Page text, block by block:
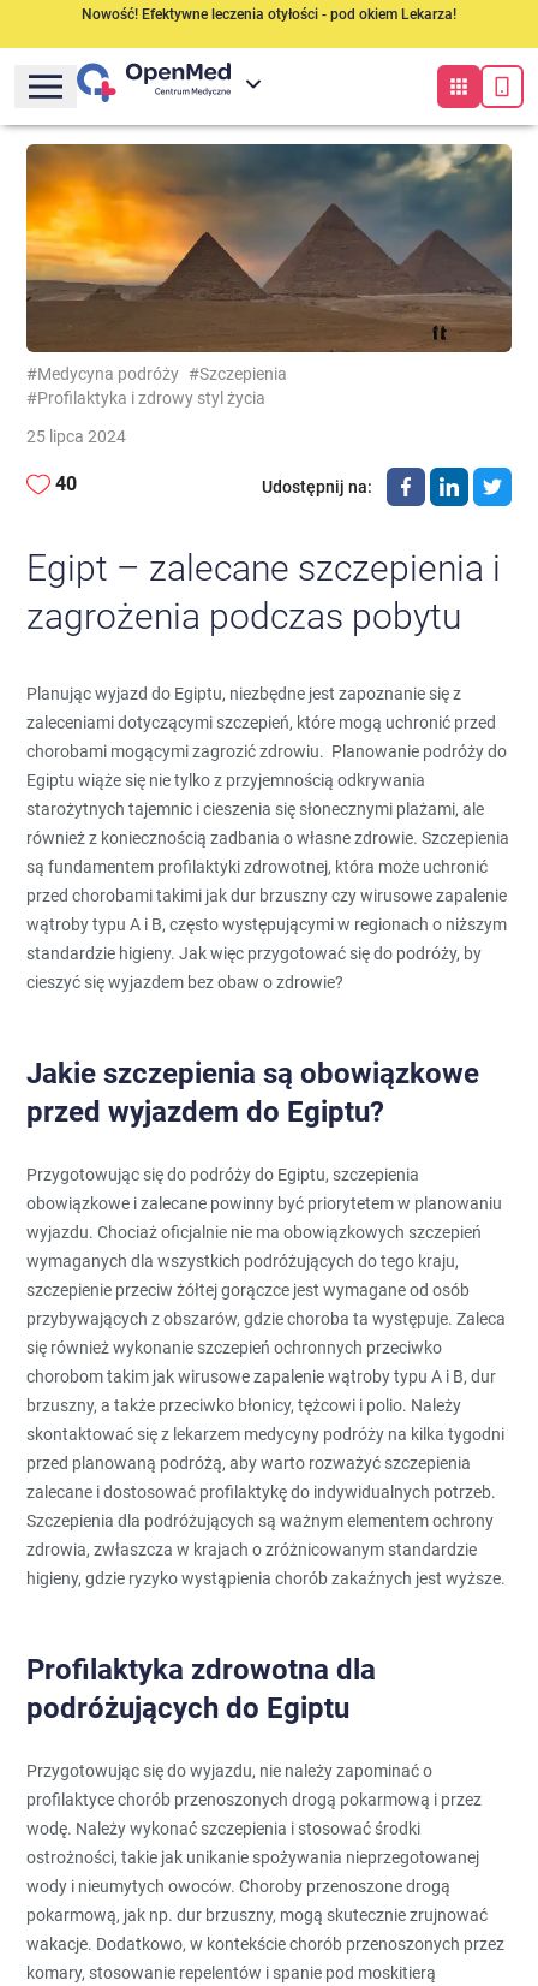
Nowość! Efektywne leczenia otyłości - pod okiem Lekarza!
#Medycyna podróży #Szczepienia
#Profilaktyka i zdrowy styl życia
25 lipca 2024
40 Udostępnij na:
Egipt – zalecane szczepienia i
zagrożenia podczas pobytu
Planując wyjazd do Egiptu, niezbędne jest zapoznanie się z
zaleceniami dotyczącymi szczepień, które mogą uchronić przed
chorobami mogącymi zagrozić zdrowiu. Planowanie podróży do
Egiptu wiąże się nie tylko z przyjemnością odkrywania
starożytnych tajemnic i cieszenia się słonecznymi plażami, ale
również z koniecznością zadbania o własne zdrowie. Szczepienia
są fundamentem profilaktyki zdrowotnej, która może uchronić
przed chorobami takimi jak dur brzuszny czy wirusowe zapalenie
wątroby typu A i B, często występującymi w regionach o niższym
standardzie higieny. Jak więc przygotować się do podróży, by
cieszyć się wyjazdem bez obaw o zdrowie?
Jakie szczepienia są obowiązkowe
przed wyjazdem do Egiptu?
Przygotowując się do podróży do Egiptu, szczepienia
obowiązkowe i zalecane powinny być priorytetem w planowaniu
wyjazdu. Chociaż oficjalnie nie ma obowiązkowych szczepień
wymaganych dla wszystkich podróżujących do tego kraju,
szczepienie przeciw żółtej gorączce jest wymagane od osób
przybywających z obszarów, gdzie choroba ta występuje. Zaleca
się również wykonanie szczepień ochronnych przeciwko
chorobom takim jak wirusowe zapalenie wątroby typu A i B, dur
brzuszny, a także przeciwko błonicy, tężcowi i polio. Należy
skontaktować się z lekarzem medycyny podróży na kilka tygodni
przed planowaną podróżą, aby warto rozważyć szczepienia
zalecane i dostosować profilaktykę do indywidualnych potrzeb.
Szczepienia dla podróżujących są ważnym elementem ochrony
zdrowia, zwłaszcza w krajach o zróżnicowanym standardzie
higieny, gdzie ryzyko wystąpienia chorób zakaźnych jest wyższe.
Profilaktyka zdrowotna dla
podróżujących do Egiptu
Przygotowując się do wyjazdu, nie należy zapominać o
profilaktyce chorób przenoszonych drogą pokarmową i przez
wodę. Należy wykonać szczepienia i stosować środki
ostrożności, takie jak unikanie spożywania nieprzegotowanej
wody i nieumytych owoców. Choroby przenoszone drogą
pokarmową, jak np. dur brzuszny, mogą skutecznie zrujnować
wakacje. Dodatkowo, w kontekście chorób przenoszonych przez
komary, stosowanie repelentów i spanie pod moskitierą